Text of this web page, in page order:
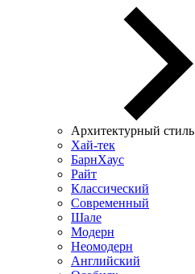
Архитектурный стиль
Хай-тек
БарнХаус
Райт
Классический
Современный
Шале
Модерн
Неомодерн
Английский